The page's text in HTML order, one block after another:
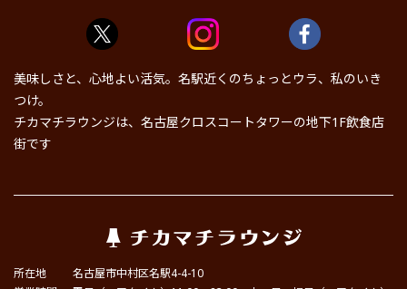
美味しさと、心地よい活気。名駅近くのちょっとウラ、私のいき
つけ。
チカマチラウンジは、名古屋クロスコートタワーの地下1F飲食店
街です
所在地
名古屋市中村区名駅4-4-10